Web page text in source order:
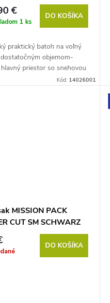
€
1 ks
DO KOŠÍKA
praktický batoh na voľný
objemom-
priestor so snehovou
Kód: 14026001
MISSION PACK
CUT SM SCHWARZ
DO KOŠÍKA